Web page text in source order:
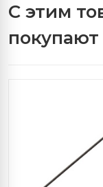
С этим
покупают